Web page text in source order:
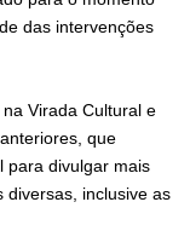
das intervenções
Virada Cultural e
que
para divulgar mais
diversas, inclusive as